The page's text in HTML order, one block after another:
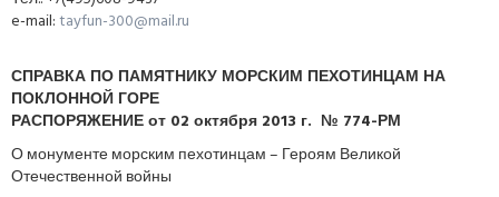
e-mail:tayfun-300@mail.ru
СПРАВКА ПО ПАМЯТНИКУ МОРСКИМ ПЕХОТИНЦАМ НА
ПОКЛОННОЙ ГОРЕ
РАСПОРЯЖЕНИЕ от 02 октября 2013 г. № 774-РМ
О монументе морским пехотинцам – Героям Великой
Отечественной войны